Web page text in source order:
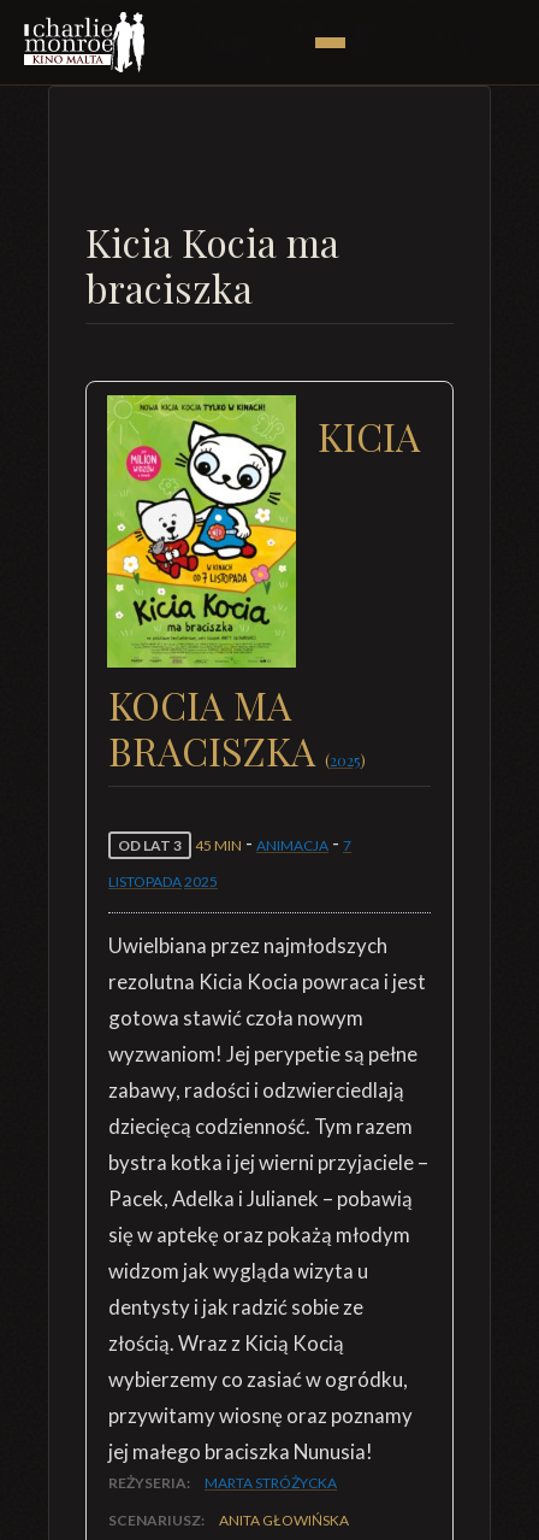
Kicia Kocia ma
braciszka
KICIA
KOCIA MA
BRACISZKA (2025)
OD LAT 3 45 MIN - ANIMACJA - 7
LISTOPADA2025
Uwielbiana przez najmłodszych
rezolutna Kicia Kocia powraca i jest
gotowa stawić czoła nowym
wyzwaniom! Jej perypetie są pełne
zabawy, radości i odzwierciedlają
dziecięcą codzienność. Tym razem
bystra kotka i jej wierni przyjaciele –
Pacek, Adelka i Julianek – pobawią
się w aptekę oraz pokażą młodym
widzom jak wygląda wizyta u
dentysty i jak radzić sobie ze
złością. Wraz z Kicią Kocią
wybierzemy co zasiać w ogródku,
przywitamy wiosnę oraz poznamy
jej małego braciszka Nunusia!
REŻYSERIA: MARTA STRÓŻYCKA
SCENARIUSZ: ANITA GŁOWIŃSKA